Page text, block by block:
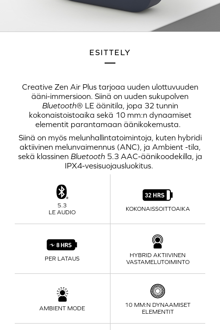
ESITTELY
Creative Zen Air Plustarjoaa uuden ulottuvuuden
ääni-immersioon. Siinä on uuden sukupolven
Bluetooth® LE äänitila , jopa 32 tunnin
kokonaistoistoaika sekä 10 mm:n dynaamiset
elementit parantamaan äänikokemusta.
Siinä on myös melunhallintatoimintoja, kuten hybridi
aktiivinen melunvaimennus (ANC), ja Ambient -tila
sekä klassinen Bluetooth5.3 AAC-äänikoodekilla , ja
IPX4-vesisuojausluokitus.
5.3
LE AUDIO
KOKONAISSOITTOAIKA
PER LATAUS
HYBRID AKTIIVINEN
VASTAMELUTOIMINTO
AMBIENT MODE 10 MM:N DYNAAMISET
ELEMENTIT